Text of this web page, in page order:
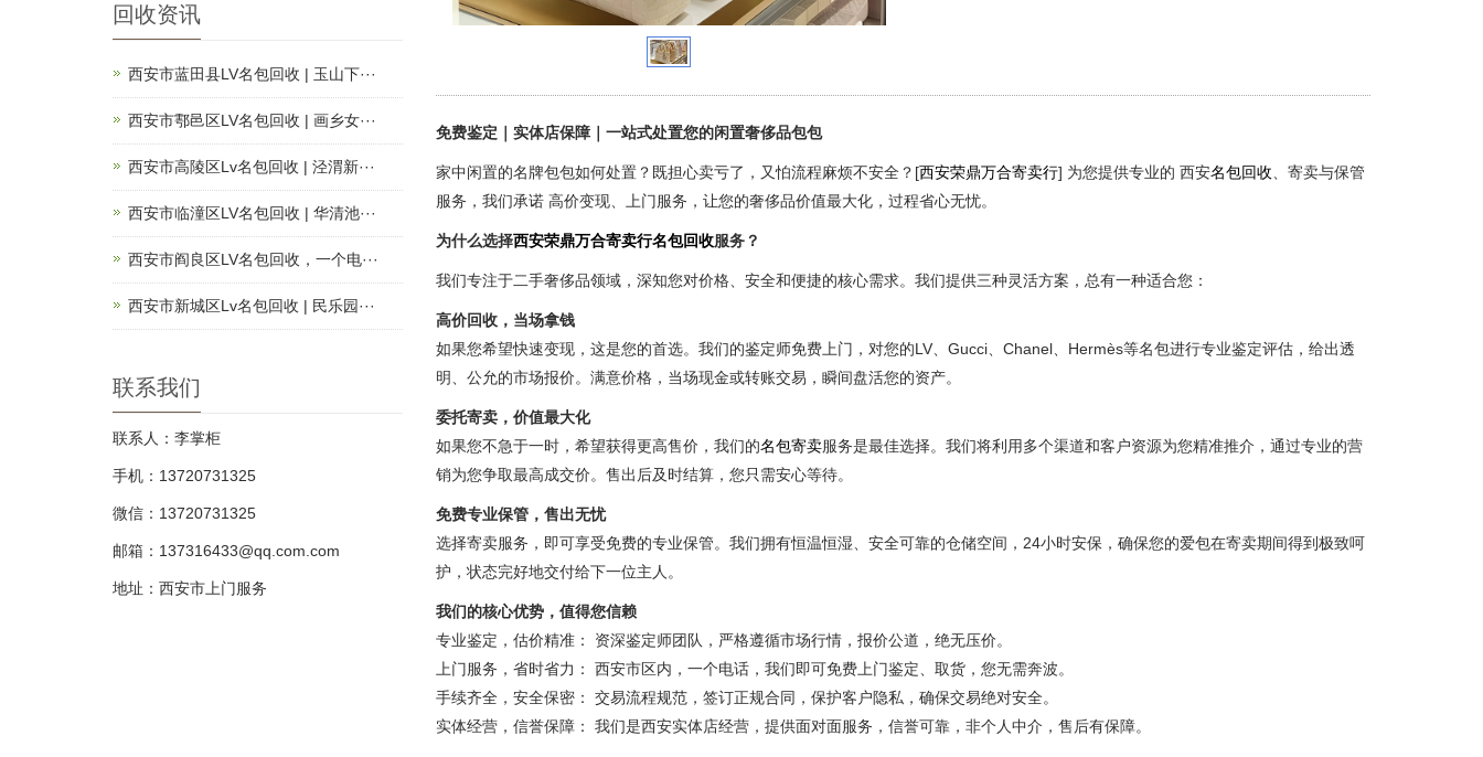
免费鉴定｜实体店保障｜一站式处置您的闲置奢侈品包包
家中闲置的名牌包包如何处置？既担心卖亏了，又怕流程麻烦不安全？[西安荣鼎万合寄卖行] 为您提供专业的 西安名包回收、寄卖与保管
服务，我们承诺 高价变现、上门服务，让您的奢侈品价值最大化，过程省心无忧。
为什么选择西安荣鼎万合寄卖行名包回收服务？
我们专注于二手奢侈品领域，深知您对价格、安全和便捷的核心需求。我们提供三种灵活方案，总有一种适合您：
高价回收，当场拿钱
如果您希望快速变现，这是您的首选。我们的鉴定师免费上门，对您的LV、Gucci、Chanel、Hermès等名包进行专业鉴定评估，给出透
明、公允的市场报价。满意价格，当场现金或转账交易，瞬间盘活您的资产。
委托寄卖，价值最大化
如果您不急于一时，希望获得更高售价，我们的名包寄卖服务是最佳选择。我们将利用多个渠道和客户资源为您精准推介，通过专业的营
销为您争取最高成交价。售出后及时结算，您只需安心等待。
免费专业保管，售出无忧
选择寄卖服务，即可享受免费的专业保管。我们拥有恒温恒湿、安全可靠的仓储空间，24小时安保，确保您的爱包在寄卖期间得到极致呵
护，状态完好地交付给下一位主人。
我们的核心优势，值得您信赖
专业鉴定，估价精准： 资深鉴定师团队，严格遵循市场行情，报价公道，绝无压价。
上门服务，省时省力： 西安市区内，一个电话，我们即可免费上门鉴定、取货，您无需奔波。
手续齐全，安全保密： 交易流程规范，签订正规合同，保护客户隐私，确保交易绝对安全。
实体经营，信誉保障： 我们是西安实体店经营，提供面对面服务，信誉可靠，非个人中介，售后有保障。
回收资讯
西安市蓝田县LV名包回收 | 玉山下···
西安市鄠邑区LV名包回收 | 画乡女···
西安市高陵区Lv名包回收 | 泾渭新···
西安市临潼区LV名包回收 | 华清池···
西安市阎良区LV名包回收，一个电···
西安市新城区Lv名包回收 | 民乐园···
联系我们
联系人：李掌柜
手机：13720731325
微信：13720731325
邮箱：137316433@qq.com.com
地址：西安市上门服务